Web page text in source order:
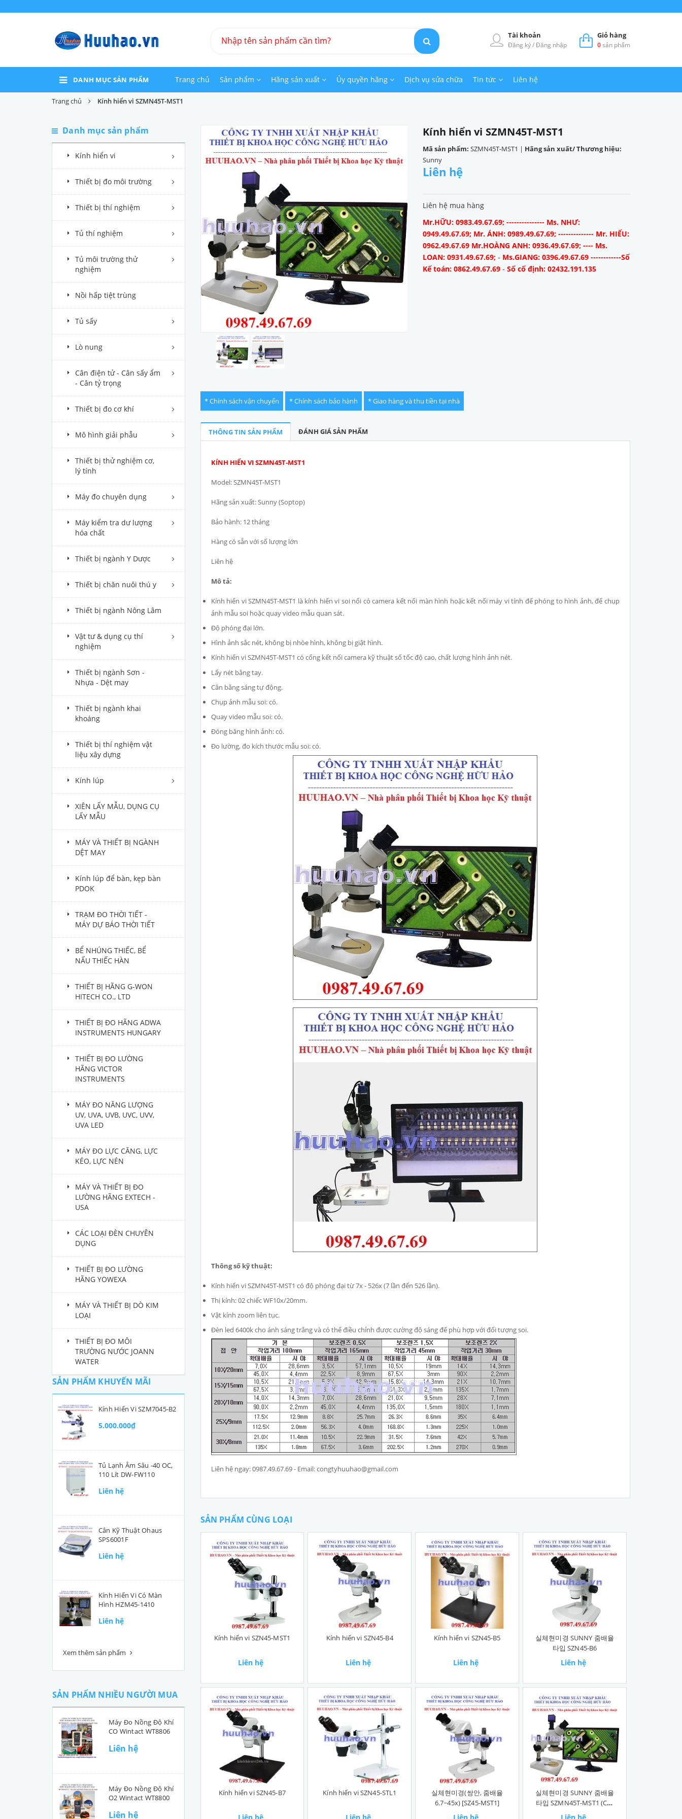
Giỏ hàng
0sản phẩm
Tài khoản
Đăng ký/Đăng nhập
DANH MỤC SẢN PHẨM Trang chủ Sản phẩm Hãng sản xuất Ủy quyền hãng Dịch vụ sửa chữa Tin tức Liên hệ
Trang chủ Kính hiển vi SZMN45T-MST1
Danh mục sản phẩm
Kính hiển vi
Thiết bị đo môi trường
Thiết bị thí nghiệm
Tủ thí nghiệm
Tủ môi trường thử
nghiệm
Nồi hấp tiệt trùng
Tủ sấy
Lò nung
Cân điện tử - Cân sấy ẩm
- Cân tỷ trọng
Thiết bị đo cơ khí
Mô hình giải phẫu
Thiết bị thử nghiệm cơ,
lý tính
Máy đo chuyên dụng
Máy kiểm tra dư lượng
hóa chất
Thiết bị ngành Y Dược
Thiết bị chăn nuôi thú y
Thiết bị ngành Nông Lâm
Vật tư & dụng cụ thí
nghiệm
Thiết bị ngành Sơn -
Nhựa - Dệt may
Thiết bị ngành khai
khoáng
Thiết bị thí nghiệm vật
liệu xây dựng
Kính lúp
XIÊN LẤY MẪU, DỤNG CỤ
LẤY MẪU
MÁY VÀ THIẾT BỊ NGÀNH
DỆT MAY
Kính lúp để bàn, kẹp bàn
PDOK
TRẠM ĐO THỜI TIẾT -
MÁY DỰ BÁO THỜI TIẾT
BỂ NHÚNG THIẾC, BỂ
NẤU THIẾC HÀN
THIẾT BỊ HÃNG G-WON
HITECH CO., LTD
THIẾT BỊ ĐO HÃNG ADWA
INSTRUMENTS HUNGARY
THIẾT BỊ ĐO LƯỜNG
HÃNG VICTOR
INSTRUMENTS
MÁY ĐO NĂNG LƯỢNG
UV, UVA, UVB, UVC, UVV,
UVA LED
MÁY ĐO LỰC CĂNG, LỰC
KÉO, LỰC NÉN
MÁY VÀ THIẾT BỊ ĐO
LƯỜNG HÃNG EXTECH -
USA
CÁC LOẠI ĐÈN CHUYÊN
DỤNG
THIẾT BỊ ĐO LƯỜNG
HÃNG YOWEXA
MÁY VÀ THIẾT BỊ DÒ KIM
LOẠI
THIẾT BỊ ĐO MÔI
TRƯỜNG NƯỚC JOANN
WATER
SẢN PHẨM KHUYẾN MÃI
Kính Hiển Vi SZM7045-B2
5.000.000₫
Tủ Lạnh Âm Sâu -40 OC,
110 Lít DW-FW110
Liên hệ
Cân Kỹ Thuật Ohaus
SPS6001F
Liên hệ
Kính Hiển Vi Có Màn
Hình HZM45-1410
Liên hệ
Xem thêm sản phẩm
SẢN PHẨM NHIỀU NGƯỜI MUA
Máy Đo Nồng Độ Khí
CO Wintact WT8806
Liên hệ
Máy Đo Nồng Độ Khí
O2 Wintact WT8800
Liên hệ
Kính hiển vi SZMN45T-MST1
Mã sản phẩm:SZMN45T-MST1 | Hãng sản xuất/ Thương hiệu:
Sunny
Liên hệ
Liên hệ mua hàng
Mr.HỮU: 0983.49.67.69; --------------- Ms. NHƯ:
0949.49.67.69; Mr. ÁNH: 0989.49.67.69; -------------- Mr. HIẾU:
0962.49.67.69 Mr.HOÀNG ANH: 0936.49.67.69; ---- Ms.
LOAN: 0931.49.67.69; - Ms.GIANG: 0396.49.67.69 ------------Số
Kế toán: 0862.49.67.69 -Số cố định: 02432.191.135
* Chính sách vận chuyển * Chính sách bảo hành * Giao hàng và thu tiền tại nhà
THÔNG TIN SẢN PHẨM ĐÁNH GIÁ SẢN PHẨM
KÍNH HIỂN VI SZMN45T-MST1
Model: SZMN45T-MST1
Hãng sản xuất: Sunny (Soptop)
Bảo hành: 12 tháng
Hàng có sẵn với số lượng lớn
Liên hệ
Mô tả:
Kính hiển vi SZMN45T-MST1 là kính hiển vi soi nổi có camera kết nối màn hình hoặc kết nối máy vi tính để phóng to hình ảnh, để chụp
ảnh mẫu soi hoặc quay video mẫu quan sát.
Độ phóng đại lớn.
Hình ảnh sắc nét, không bị nhòe hình, không bị giật hình.
Kính hiển vi SZMN45T-MST1 có cổng kết nối camera kỹ thuật số tốc độ cao, chất lượng hình ảnh nét.
Lấy nét bằng tay.
Cân bằng sáng tự động.
Chụp ảnh mẫu soi: có.
Quay video mẫu soi: có.
Đóng băng hình ảnh: có.
Đo lường, đo kích thước mẫu soi: có.
Thông số kỹ thuật:
Kính hiển vi SZMN45T-MST1 có độ phóng đại từ 7x - 526x (7 lần đến 526 lần).
Thị kính: 02 chiếc WF10x/20mm.
Vật kính zoom liên tục.
Đèn led 6400k cho ánh sáng trắng và có thể điều chỉnh được cường độ sáng để phù hợp với đối tượng soi.
Liên hệ ngay: 0987.49.67.69 - Email: congtyhuuhao@gmail.com
SẢN PHẨM CÙNG LOẠI
Kính hiển vi SZN45-MST1
Liên hệ
Kính hiển vi SZN45-B4
Liên hệ
Kính hiển vi SZN45-B5
Liên hệ
실체현미경 SUNNY 줌배율
타입 SZN45-B6
Liên hệ
Kính hiển vi SZN45-B7 Kính hiển vi SZN45-STL1
실체현미경(쌍안, 줌배율
6.7~45x) [SZ45-MST1]
실체현미경 SUNNY 줌배율
타입 SZMN45T-MST1 (C마
운트포함)